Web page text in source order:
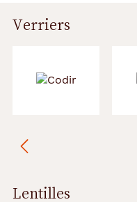
Verriers
Lentilles